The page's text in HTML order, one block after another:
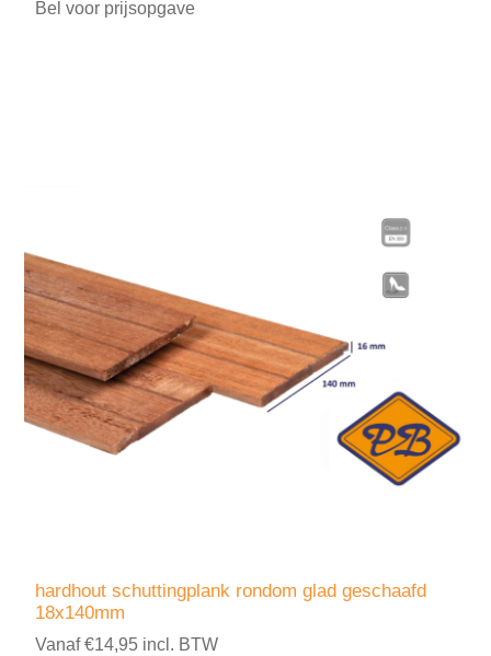
Bel voor prijsopgave
hardhout schuttingplank rondom glad geschaafd
18x140mm
Vanaf €14,95 incl. BTW